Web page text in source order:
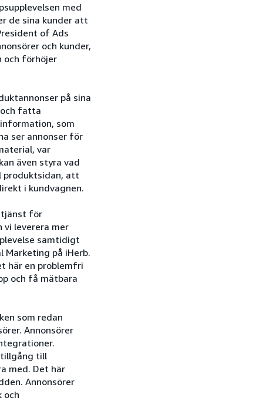
med
de sina kunder att
of Ads
och kunder,
och förhöjer
på sina
fatta
som
ser annonser för
var
även styra vad
produktsidan, att
i kundvagnen.
för
vi leverera mer
samtidigt
Marketing på iHerb.
här en problemfri
och få mätbara
som redan
Annonsörer
tillgång till
med. Det här
Annonsörer
och